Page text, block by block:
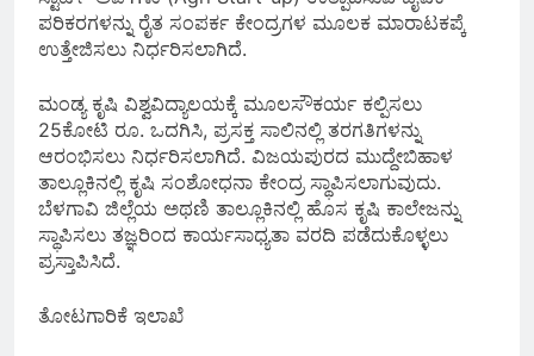
ಪರಿಕರಗಳನ್ನು ರೈತ ಸಂಪರ್ಕ ಕೇಂದ್ರಗಳ ಮೂಲಕ ಮಾರಾಟಕಪ್ಕೆ
ಉತ್ತೇಜಿಸಲು ನಿರ್ಧರಿಸಲಾಗಿದೆ.
ಮಂಡ್ಯ ಕೃಷಿ ವಿಶ್ವವಿದ್ಯಾಲಯಕ್ಕೆ ಮೂಲಸೌಕರ್ಯ ಕಲ್ಪಿಸಲು
25ಕೋಟಿ ರೂ. ಒದಗಿಸಿ, ಪ್ರಸಕ್ತ ಸಾಲಿನಲ್ಲಿ ತರಗತಿಗಳನ್ನು
ಆರಂಭಿಸಲು ನಿರ್ಧರಿಸಲಾಗಿದೆ. ವಿಜಯಪುರದ ಮುದ್ದೇಬಿಹಾಳ
ತಾಲ್ಲೂಕಿನಲ್ಲಿ ಕೃಷಿ ಸಂಶೋಧನಾ ಕೇಂದ್ರ ಸ್ಥಾಪಿಸಲಾಗುವುದು.
ಬೆಳಗಾವಿ ಜಿಲ್ಲೆಯ ಅಥಣಿ ತಾಲ್ಲೂಕಿನಲ್ಲಿ ಹೊಸ ಕೃಷಿ ಕಾಲೇಜನ್ನು
ಸ್ಥಾಪಿಸಲು ತಜ್ಞರಿಂದ ಕಾರ್ಯಸಾಧ್ಯತಾ ವರದಿ ಪಡೆದುಕೊಳ್ಳಲು
ಪ್ರಸ್ತಾಪಿಸಿದೆ.
ತೋಟಗಾರಿಕೆ ಇಲಾಖೆ